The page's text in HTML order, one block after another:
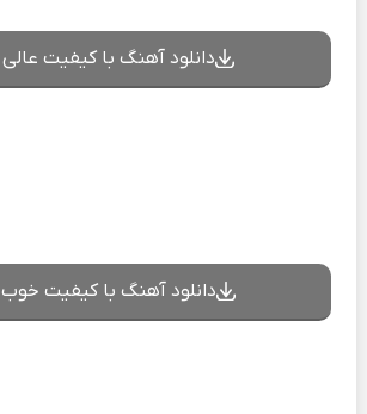
دانلود آهنگ با کیفیت عالی 320
دانلود آهنگ با کیفیت خوب 128